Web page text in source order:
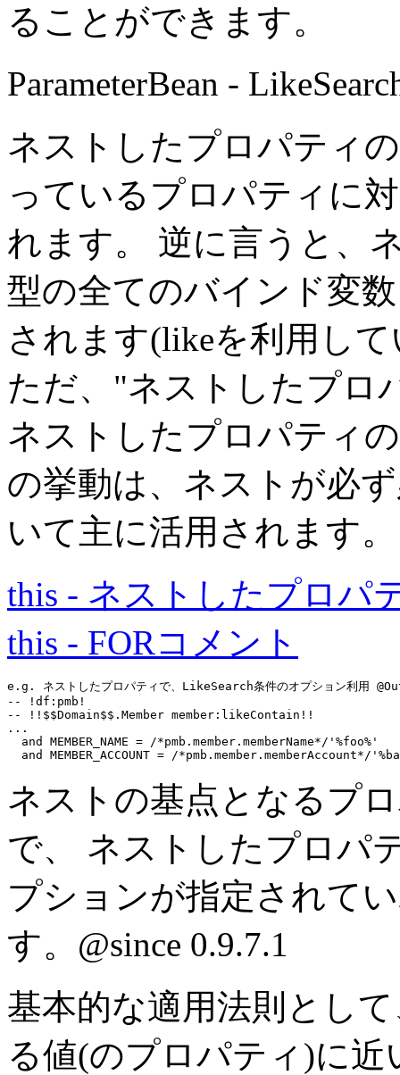
ることができます。
ParameterBean -
ネストしたプロパティ
っているプロパティに
れます。 逆に言うと、
型の全てのバインド変
されます(likeを利用し
ただ、"ネストしたプロ
ネストしたプロパティ
の挙動は、ネストが必
いて主に活用されます。
this - ネストしたプロパ
this - FORコメント
e.g. ネストしたプロパティで、LikeSearch条件のオプション利用
-- !df:pmb!
-- !!$$Domain$$.Member member:likeContain!!
...
and
MEMBER_NAME = /*pmb.member.memberName*/ '%foo%'
and
MEMBER_ACCOUNT = /*pmb.member.memberAccount*/
ネストの基点となるプロ
で、 ネストしたプロパ
プションが指定されて
す。 @since 0.9.7.1
基本的な適用法則とし
る値(のプロパティ)に